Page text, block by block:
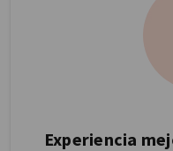
Experiencia